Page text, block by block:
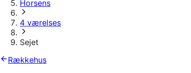
Horsens
4 værelses
Sejet
Rækkehus